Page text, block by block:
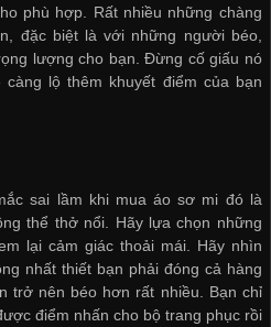
phù hợp. Rất nhiều những chàng
đặc biệt là với những người béo,
lượng cho bạn. Đừng cố giấu nó
lộ thêm khuyết điểm của bạn
sai lầm khi mua áo sơ mi đó là
thể thở nổi. Hãy lựa chọn những
lại cảm giác thoải mái. Hãy nhìn
nhất thiết bạn phải đóng cả hàng
trở nên béo hơn rất nhiều. Bạn chỉ
điểm nhấn cho bộ trang phục rồi